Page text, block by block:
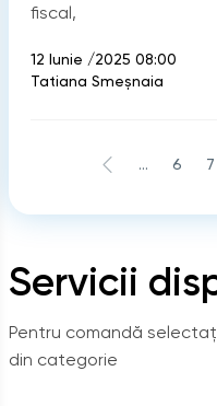
Servicii
Pentru comandă
din categorie
fiscal,
12 Iunie /2025 08:00
Tatiana Smeșnaia
... 6 7